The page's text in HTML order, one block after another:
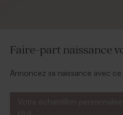
Faire-part naissance
Annoncez sa naissance avec
grâce à ce magnifiqueFaire-
rétro autant tendance
Votre échantillon
plus.